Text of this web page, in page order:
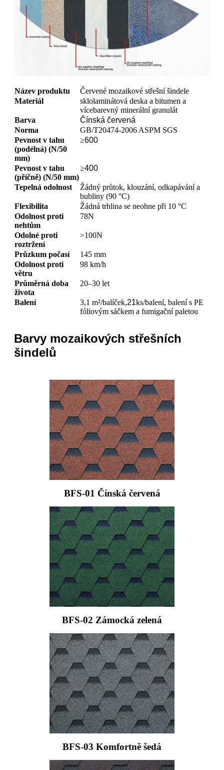
Název produktu
Červené mozaikové střešní šindele
Materiál
sklolaminátová deska a bitumen a
vícebarevný minerální granulát
Barva
Čínská červená
Norma
GB/T20474-2006 ASPM SGS
Pevnost v tahu
(podélná) (N/50
mm)
≥600
Pevnost v tahu
(příčně) (N/50 mm)
≥400
Tepelná odolnost
Žádný průtok, klouzání, odkapávání a
bubliny (90 °C)
Flexibilita
Žádná trhlina se neohne při 10 °C
Odolnost proti
nehtům
78N
Odolné proti
roztržení
>100N
Průzkum počasí
145 mm
Odolnost proti
větru
98 km/h
Průměrná doba
života
20–30 let
Balení 3,1 m²/balíček,21ks/balení, balení s PE
fóliovým sáčkem a fumigační paletou
Barvy mozaikových střešních
šindelů
BFS-01 Čínská červená
BFS-02 Zámocká zelená
BFS-03 Komfortně šedá